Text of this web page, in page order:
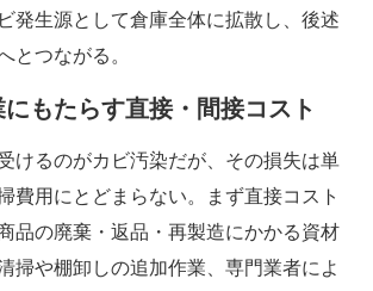
発生源として倉庫全体に拡散し、後述
とつながる。
もたらす直接・間接コスト
けるのがカビ汚染だが、その損失は単
費用にとどまらない。まず直接コスト
品の廃棄・返品・再製造にかかる資材
掃や棚卸しの追加作業、専門業者によ